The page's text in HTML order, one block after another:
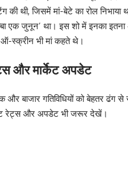
की थी, जिसमें मां-बेटे का रोल निभाया
एक जुनून’ था। इस शो में इनका इतना
ऑ-स्क्रीन भी मां कहते थे।
और मार्केट अपडेट
बाजार गतिविधियों को बेहतर ढंग
रेट्स और अपडेट भी जरूर देखें।